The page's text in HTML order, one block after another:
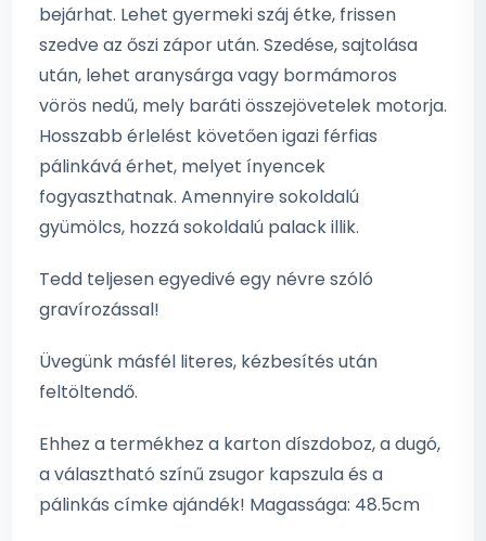
bejárhat. Lehet gyermeki száj étke, frissen
szedve az őszi zápor után. Szedése, sajtolása
után, lehet aranysárga vagy bormámoros
vörös nedű, mely baráti összejövetelek motorja.
Hosszabb érlelést követően igazi férfias
pálinkává érhet, melyet ínyencek
fogyaszthatnak. Amennyire sokoldalú
gyümölcs, hozzá sokoldalú palack illik.
Tedd teljesen egyedivé egy névre szóló
gravírozással!
Üvegünk másfél literes, kézbesítés után
feltöltendő.
Ehhez a termékhez a karton díszdoboz, a dugó,
a választható színű zsugor kapszula és a
pálinkás címke ajándék! Magassága: 48.5cm